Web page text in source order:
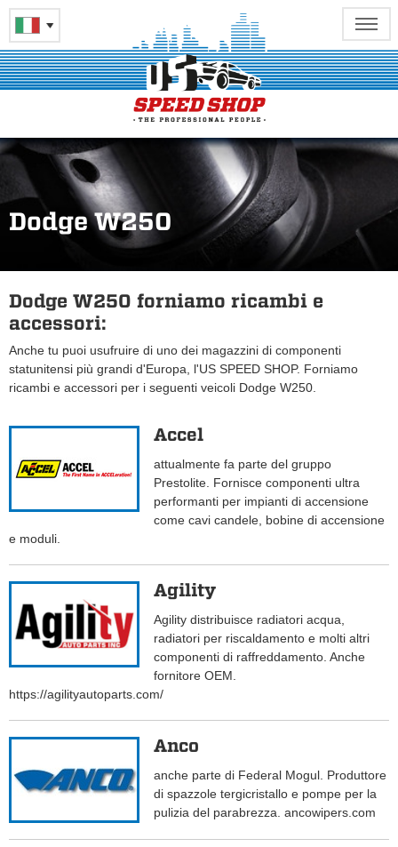
Dodge W250
Dodge W250 forniamo ricambi e
accessori:
Anche tu puoi usufruire di uno dei magazzini di componenti
statunitensi più grandi d'Europa, l'US SPEED SHOP. Forniamo
ricambi e accessori per i seguenti veicoli Dodge W250.
Accel
attualmente fa parte del gruppo
Prestolite. Fornisce componenti ultra
performanti per impianti di accensione
come cavi candele, bobine di accensione
e moduli.
Agility
Agility distribuisce radiatori acqua,
radiatori per riscaldamento e molti altri
componenti di raffreddamento. Anche
fornitore OEM.
https://agilityautoparts.com/
Anco
anche parte di Federal Mogul. Produttore
di spazzole tergicristallo e pompe per la
pulizia del parabrezza. ancowipers.com